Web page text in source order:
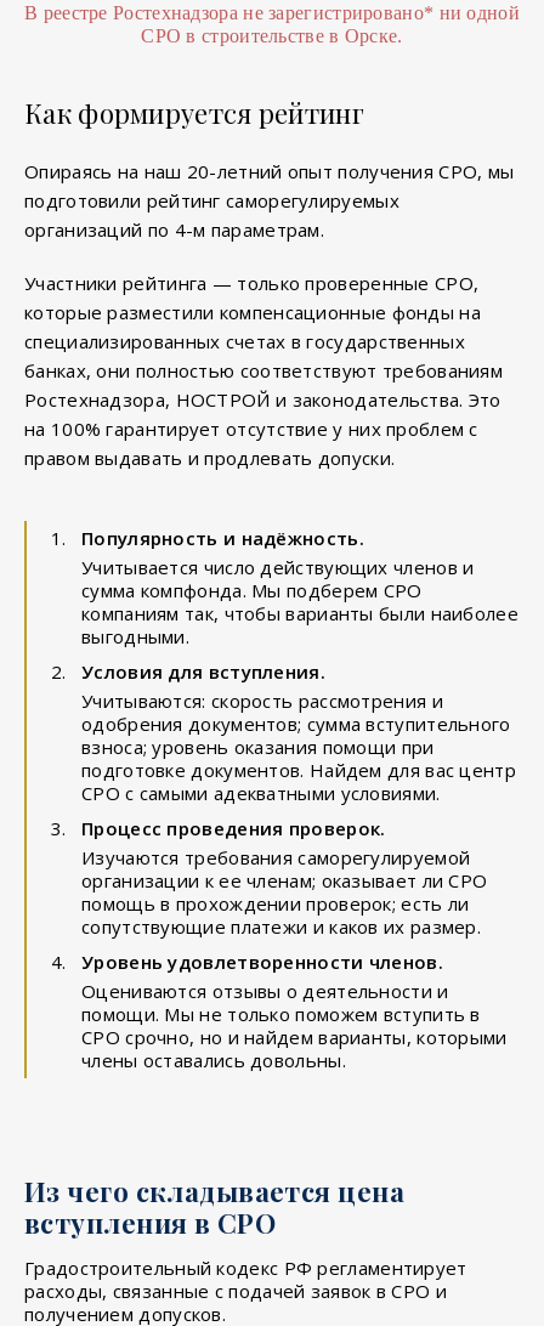
В реестре Ростехнадзора не зарегистрировано* ни одной
СРО в строительстве в Орске.
Как формируется рейтинг
Опираясь на наш 20-летний опыт получения СРО, мы
подготовили рейтинг саморегулируемых
организаций по 4-м параметрам.
Участники рейтинга — только проверенные СРО,
которые разместили компенсационные фонды на
специализированных счетах в государственных
банках, они полностью соответствуют требованиям
Ростехнадзора, НОСТРОЙ и законодательства. Это
на 100% гарантирует отсутствие у них проблем с
правом выдавать и продлевать допуски.
Популярность и надёжность.
Учитывается число действующих членов и
сумма компфонда. Мы подберем СРО
компаниям так, чтобы варианты были наиболее
выгодными.
Условия для вступления.
Учитываются: скорость рассмотрения и
одобрения документов; сумма вступительного
взноса; уровень оказания помощи при
подготовке документов. Найдем для вас центр
СРО с самыми адекватными условиями.
Процесс проведения проверок.
Изучаются требования саморегулируемой
организации к ее членам; оказывает ли СРО
помощь в прохождении проверок; есть ли
сопутствующие платежи и каков их размер.
Уровень удовлетворенности членов.
Оцениваются отзывы о деятельности и
помощи. Мы не только поможем вступить в
СРО срочно, но и найдем варианты, которыми
члены оставались довольны.
Из чего складывается цена
вступления в СРО
Градостроительный кодекс РФ регламентирует
расходы, связанные с подачей заявок в СРО и
получением допусков.